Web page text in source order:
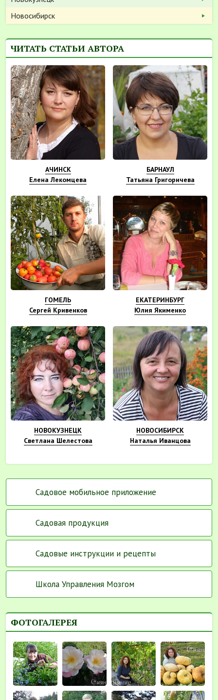
Новосибирск
ЧИТАТЬ СТАТЬИ АВТОРА
АЧИНСК
Елена Лекомцева
БАРНАУЛ
Татьяна Григоричева
ГОМЕЛЬ
Сергей Кривенков
ЕКАТЕРИНБУРГ
Юлия Якименко
НОВОКУЗНЕЦК
Светлана Шелестова
НОВОСИБИРСК
Наталья Иванцова
Садовое мобильное приложение
Садовая продукция
Садовые инструкции и рецепты
Школа Управления Мозгом
ФОТОГАЛЕРЕЯ